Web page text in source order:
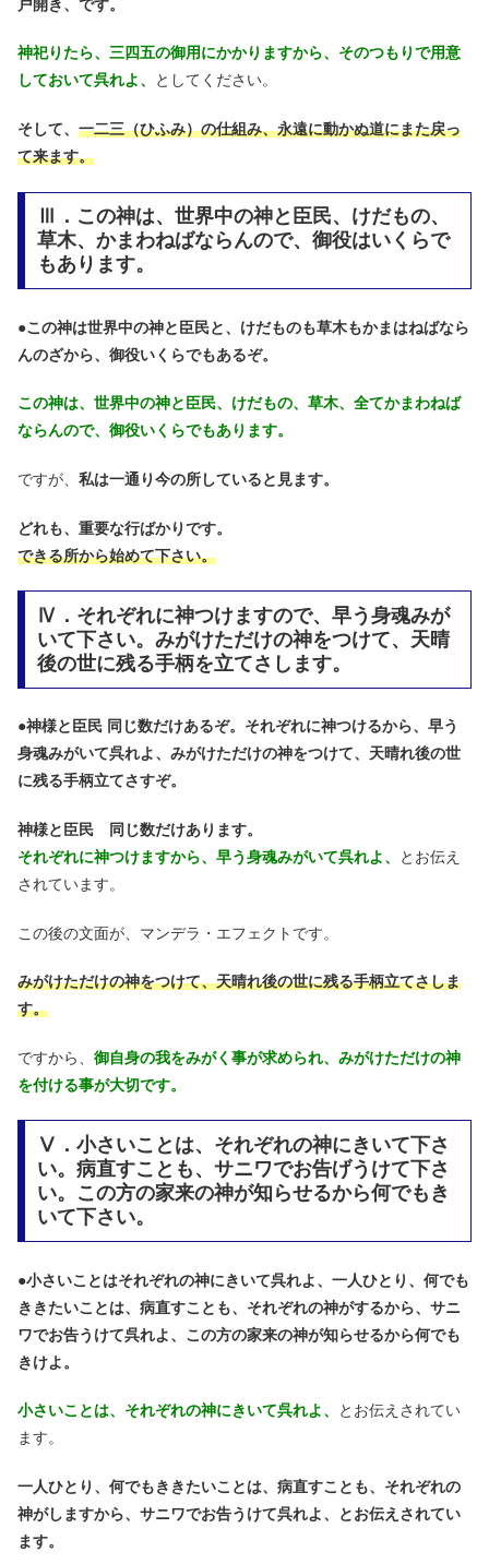
戸開き、です。
神祀りたら、三四五の御用にかかりますから、そのつもりで用意
しておいて呉れよ、
としてください。
そして、 一二三（ひふみ）の仕組み、永遠に動かぬ道にまた戻っ
て来ます。
Ⅲ．この神は、世界中の神と臣民、けだもの、
草木、かまわねばならんので、御役はいくらで
もあります。
●この神は世界中の神と臣民と、けだものも草木もかまはねばなら
んのざから、御役いくらでもあるぞ。
この神は、世界中の神と臣民、けだもの、草木、全てかまわねば
ならんので、御役いくらでもあります。
ですが、 私は一通り今の所していると見ます。
どれも、重要な行ばかりです。
できる所から始めて下さい。
Ⅳ．それぞれに神つけますので、早う身魂みが
いて下さい。みがけただけの神をつけて、天晴
後の世に残る手柄を立てさします。
●神様と臣民 同じ数だけあるぞ。それぞれに神つけるから、早う
身魂みがいて呉れよ、みがけただけの神をつけて、天晴れ後の世
に残る手柄立てさすぞ。
神様と臣民 同じ数だけあります。
それぞれに神つけますから、早う身魂みがいて呉れよ、
とお伝え
されています。
この後の文面が、マンデラ・エフェクトです。
みがけただけの神をつけて、天晴れ後の世に残る手柄立てさしま
す。
ですから、 御自身の我をみがく事が求められ、みがけただけの神
を付ける事が大切です。
Ⅴ．小さいことは、それぞれの神にきいて下さ
い。病直すことも、サニワでお告げうけて下さ
い。この方の家来の神が知らせるから何でもき
いて下さい。
●小さいことはそれぞれの神にきいて呉れよ、一人ひとり、何でも
ききたいことは、病直すことも、それぞれの神がするから、サニ
ワでお告うけて呉れよ、この方の家来の神が知らせるから何でも
きけよ。
小さいことは、それぞれの神にきいて呉れよ、
とお伝えされてい
ます。
一人ひとり、何でもききたいことは、病直すことも、それぞれの
神がしますから、サニワでお告うけて呉れよ、とお伝えされてい
ます。